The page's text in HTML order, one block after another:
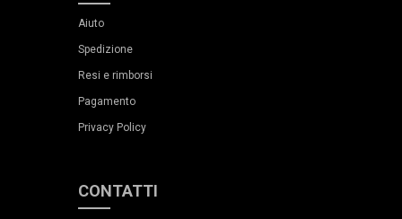
Aiuto
Spedizione
Resi e rimborsi
Pagamento
Privacy Policy
CONTATTI